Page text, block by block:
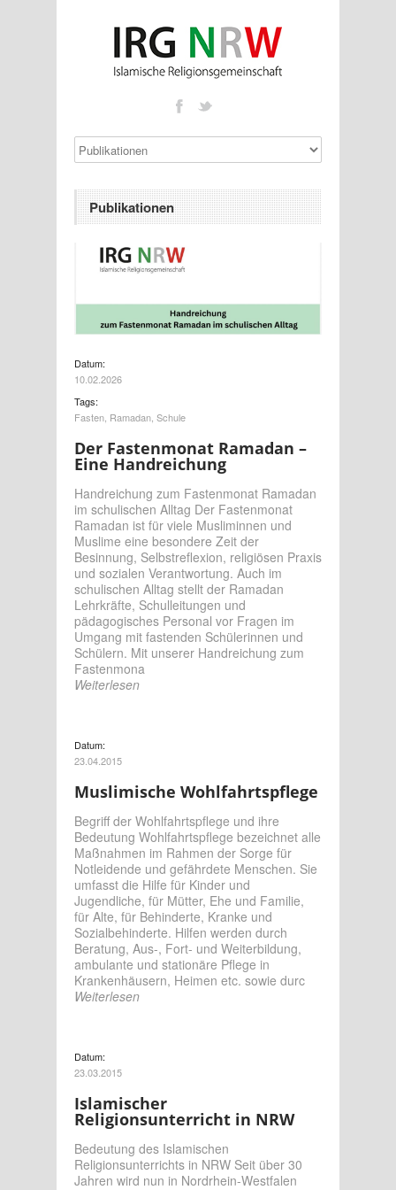
Publikationen
Datum:
10.02.2026
Tags:
Fasten, Ramadan, Schule
Der Fastenmonat Ramadan –
Eine Handreichung
Handreichung zum Fastenmonat Ramadan
im schulischen Alltag Der Fastenmonat
Ramadan ist für viele Musliminnen und
Muslime eine besondere Zeit der
Besinnung, Selbstreflexion, religiösen Praxis
und sozialen Verantwortung. Auch im
schulischen Alltag stellt der Ramadan
Lehrkräfte, Schulleitungen und
pädagogisches Personal vor Fragen im
Umgang mit fastenden Schülerinnen und
Schülern. Mit unserer Handreichung zum
Fastenmona
Weiterlesen
Datum:
23.04.2015
Muslimische Wohlfahrtspflege
Begriff der Wohlfahrtspflege und ihre
Bedeutung Wohlfahrtspflege bezeichnet alle
Maßnahmen im Rahmen der Sorge für
Notleidende und gefährdete Menschen. Sie
umfasst die Hilfe für Kinder und
Jugendliche, für Mütter, Ehe und Familie,
für Alte, für Behinderte, Kranke und
Sozialbehinderte. Hilfen werden durch
Beratung, Aus-, Fort- und Weiterbildung,
ambulante und stationäre Pflege in
Krankenhäusern, Heimen etc. sowie durc
Weiterlesen
Datum:
23.03.2015
Islamischer
Religionsunterricht in NRW
Bedeutung des Islamischen
Religionsunterrichts in NRW Seit über 30
Jahren wird nun in Nordrhein-Westfalen